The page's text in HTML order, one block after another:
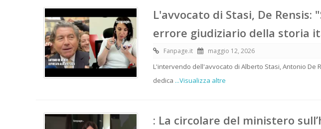
L'avvocato di Stasi, De Rensis:
errore giudiziario della storia
Fanpage.it maggio 12, 2026
L'intervendo dell'avvocato di Alberto Stasi, Antonio De
dedica ...Visualizza altre
: La circolare del ministero